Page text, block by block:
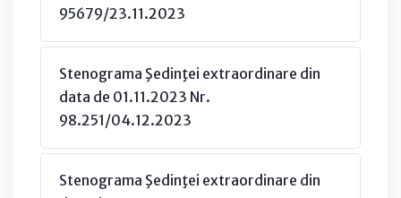
95679/23.11.2023
Stenograma Şedinţei extraordinare din
data de 01.11.2023 Nr.
98.251/04.12.2023
Stenograma Şedinţei extraordinare din